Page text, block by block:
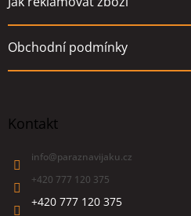
Obchodní podmínky
Kontakt
info@paraznavijaku.cz
+420 777 120 375
+420 777 120 375